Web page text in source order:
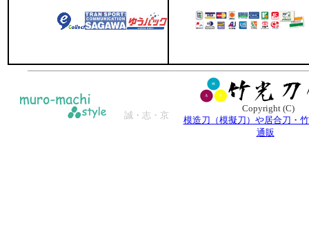
誠・志・京
Copyright (C)
模造刀（模擬刀）や居合刀・
通販